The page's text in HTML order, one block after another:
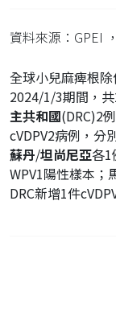
資料來源：GPEI
全球小兒麻痺根
2024/1/3期間，
主共和國(DRC)2
cVDPV2病例，分
蘇丹/坦尚尼亞各1
WPV1陽性樣本；
DRC新增1件